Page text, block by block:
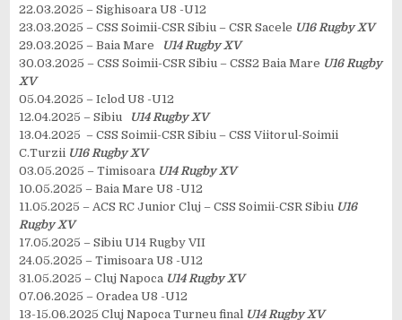
22.03.2025 – Sighisoara U8 -U12
23.03.2025 – CSS Soimii-CSR Sibiu – CSR Sacele U16 Rugby XV
29.03.2025 – Baia Mare
U14 Rugby XV
30.03.2025 – CSS Soimii-CSR Sibiu – CSS2 Baia Mare U16 Rugby
XV
05.04.2025 – Iclod U8 -U12
12.04.2025 – Sibiu
U14 Rugby XV
13.04.2025 – CSS Soimii-CSR Sibiu – CSS Viitorul-Soimii
C.Turzii U16 Rugby XV
03.05.2025 – Timisoara U14 Rugby XV
10.05.2025 – Baia Mare U8 -U12
11.05.2025 – ACS RC Junior Cluj – CSS Soimii-CSR Sibiu U16
Rugby XV
17.05.2025 – Sibiu U14 Rugby VII
24.05.2025 – Timisoara U8 -U12
31.05.2025 – Cluj Napoca U14 Rugby XV
07.06.2025 – Oradea U8 -U12
13-15.06.2025 Cluj Napoca Turneu final U14 Rugby XV